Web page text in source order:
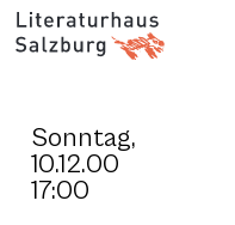
Sonntag,
10.12.00
17:00